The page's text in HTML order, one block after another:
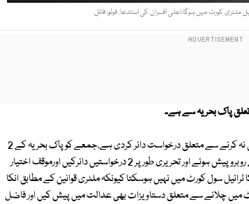
ملٹری کورٹ میں ہوگا،اعلی افسران کی استدعا. فوٹو: فائل
تعلق پاک بحریہ سے ہے۔
پاک بحریہ کے اعلیٰ افسران نے گرفتار و ملوث ملزمان کا ٹرائیل سول کورٹ میں نہ کرنے سے متعلق درخواست دائر کردی ہے،جمعے کوپاک بحریہ کے 2
اعلیٰ افسران انسداد دہشت گردی کی خصوصی عدالت کے جج سلیم رضا کے روبرو پیش ہوئے اور تحریری طور پر 2 درخواستیں دائرکیں اورموقف اختیار
سول کورٹ میں نہیں ہوسکتا کیونکہ ملٹری قوانین کے مطابق انکا
میں چلانے سے متعلق دستاویزات بھی عدالت میں پیش کیں اور فاضل